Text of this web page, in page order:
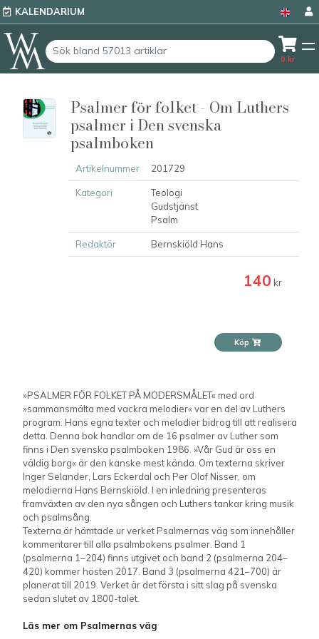
KALENDARIUM
0 kr
Psalmer för folket - Om Luthers
psalmer i Den svenska
psalmboken
Artikelnummer 201729
Kategori
Teologi
Gudstjänst
Psalm
Redaktör Bernskiöld Hans
140 kr
Köp
»PSALMER FÖR FOLKET PÅ MODERSMÅLET« med ord
»sammansmälta med vackra melodier« var en del av Luthers
program. Hans egna texter och melodier bidrog till att realisera
detta. Denna bok handlar om de 16 psalmer av Luther som
finns i Den svenska psalmboken 1986. »Vår Gud är oss en
väldig borg« är den kanske mest kända. Om texterna skriver
Inger Selander, Lars Eckerdal och Per Olof Nisser, om
melodierna Hans Bernskiöld. I en inledning presenteras
framväxten av den nya sången och Luthers tankar kring musik
och psalmsång.
Texterna är hämtade ur verket Psalmernas väg som innehåller
kommentarer till alla psalmbokens psalmer. Band 1
(psalmerna 1–204) finns utgivet och band 2 (psalmerna 204–
420) kommer hösten 2017. Band 3 (psalmerna 421–700) är
planerat till 2019. Verket är det första i sitt slag på svenska
sedan slutet av 1800-talet.
Läs mer om Psalmernas väg